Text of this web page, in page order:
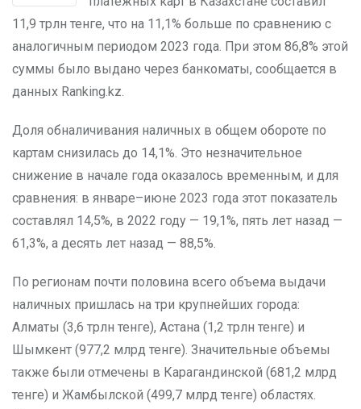
11,9 трлн тенге, что на 11,1% больше по сравнению с
аналогичным периодом 2023 года. При этом 86,8% этой
суммы было выдано через банкоматы, сообщается в
данных Ranking.kz.
Доля обналичивания наличных в общем обороте по
картам снизилась до 14,1%. Это незначительное
снижение в начале года оказалось временным, и для
сравнения: в январе–июне 2023 года этот показатель
составлял 14,5%, в 2022 году — 19,1%, пять лет назад —
61,3%, а десять лет назад — 88,5%.
По регионам почти половина всего объема выдачи
наличных пришлась на три крупнейших города:
Алматы (3,6 трлн тенге), Астана (1,2 трлн тенге) и
Шымкент (977,2 млрд тенге). Значительные объемы
также были отмечены в Карагандинской (681,2 млрд
тенге) и Жамбылской (499,7 млрд тенге) областях.